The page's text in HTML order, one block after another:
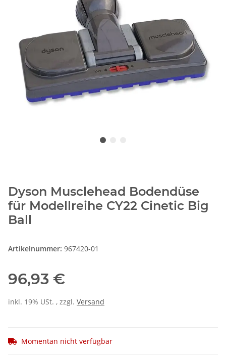
Dyson Musclehead Bodendüse
für Modellreihe CY22 Cinetic Big
Ball
Artikelnummer: 967420-01
96,93 €
inkl. 19% USt. , zzgl. Versand
Momentan nicht verfügbar